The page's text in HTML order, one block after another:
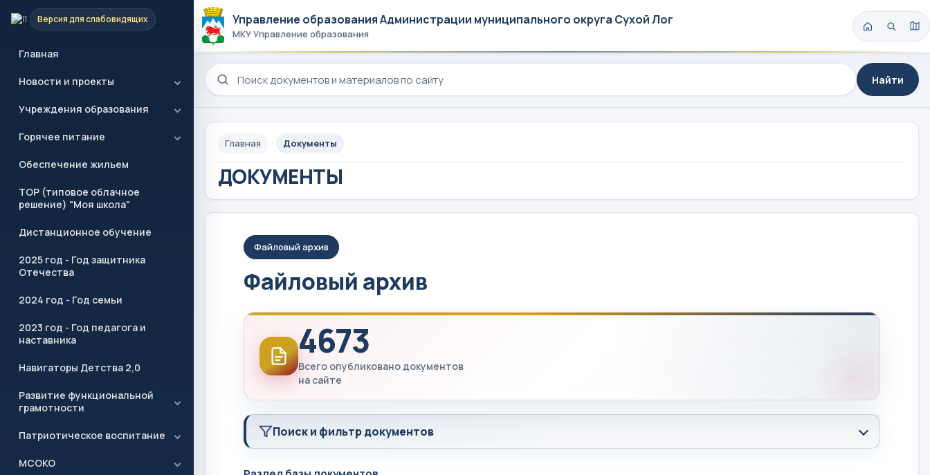
Версия для слабовидящих
Главная
Новости и проекты
Учреждения образования
Горячее питание
Обеспечение жильем
ТОР (типовое облачное
решение) "Моя школа"
Дистанционное обучение
2025 год - Год защитника
Отечества
2024 год - Год семьи
2023 год - Год педагога и
наставника
Навигаторы Детства 2,0
Развитие функциональной
грамотности
Патриотическое воспитание
МСОКО
Управление образования Администрации муниципального округа Сухой Лог
МКУ Управление образования
Поиск по сайту
Найти
Главная Документы
ДОКУМЕНТЫ
Файловый архив
Файловый архив
4673
Всего опубликовано документов
на сайте
Поиск и фильтр документов